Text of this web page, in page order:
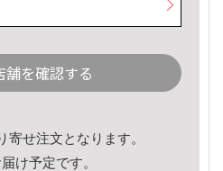
舗を確認する
寄せ注文となります。
け予定です。